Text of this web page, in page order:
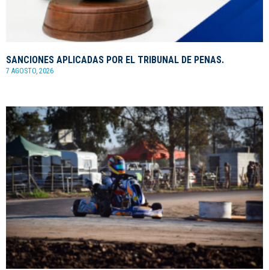
SANCIONES APLICADAS POR EL TRIBUNAL DE PENAS.
7 AGOSTO, 2026